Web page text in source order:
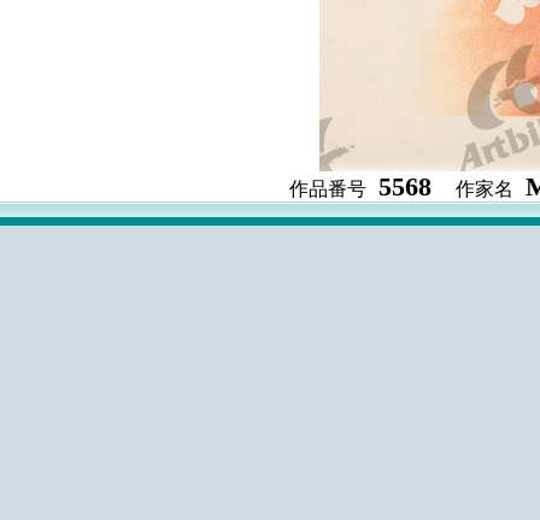
作品番号 5568 作家名